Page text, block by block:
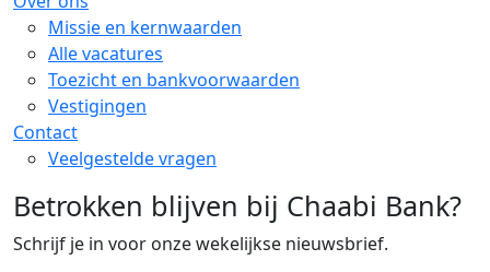
Missie en kernwaarden
Alle vacatures
Toezicht en bankvoorwaarden
Vestigingen
Contact
Veelgestelde vragen
Betrokken blijven bij Chaabi Bank?
Schrijf je in voor onze wekelijkse nieuwsbrief.